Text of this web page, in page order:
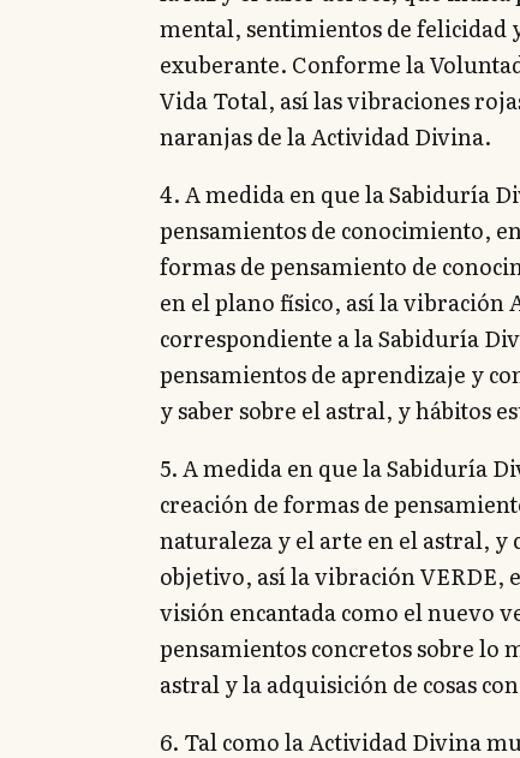
mental, sentimientos de felicidad
exuberante. Conforme la
Vida Total, así las vibraciones
naranjas de la Actividad Divina.
4. A medida en que la Sabiduría
pensamientos de conocimiento,
formas de pensamiento de
en el plano físico, así la vibración
correspondiente a la Sabiduría
pensamientos de aprendizaje y
y saber sobre el astral, y hábitos
5. A medida en que la Sabiduría
creación de formas de
naturaleza y el arte en el astral, y
objetivo, así la vibración
visión encantada como el nuevo
pensamientos concretos sobre lo
astral y la adquisición de cosas
6. Tal como la Actividad Divina